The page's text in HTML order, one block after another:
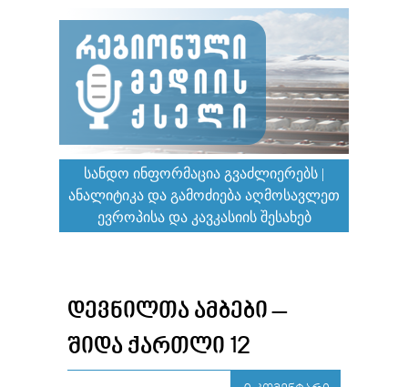
ᲡᲐᲜᲓᲝ ᲘᲜᲤᲝᲠᲛᲐᲪᲘᲐ ᲒᲕᲐᲫᲚᲘᲔᲠᲔᲑᲡ |
ᲐᲜᲐᲚᲘᲢᲘᲙᲐ ᲓᲐ ᲒᲐᲛᲝᲫᲘᲔᲑᲐ ᲐᲦᲛᲝᲡᲐᲕᲚᲔᲗ
ᲔᲕᲠᲝᲞᲘᲡᲐ ᲓᲐ ᲙᲐᲕᲙᲐᲡᲘᲘᲡ ᲨᲔᲡᲐᲮᲔᲑ
ᲓᲔᲕᲜᲘᲚᲗᲐ ᲐᲛᲑᲔᲑᲘ –
ᲨᲘᲓᲐ ᲥᲐᲠᲗᲚᲘ 12